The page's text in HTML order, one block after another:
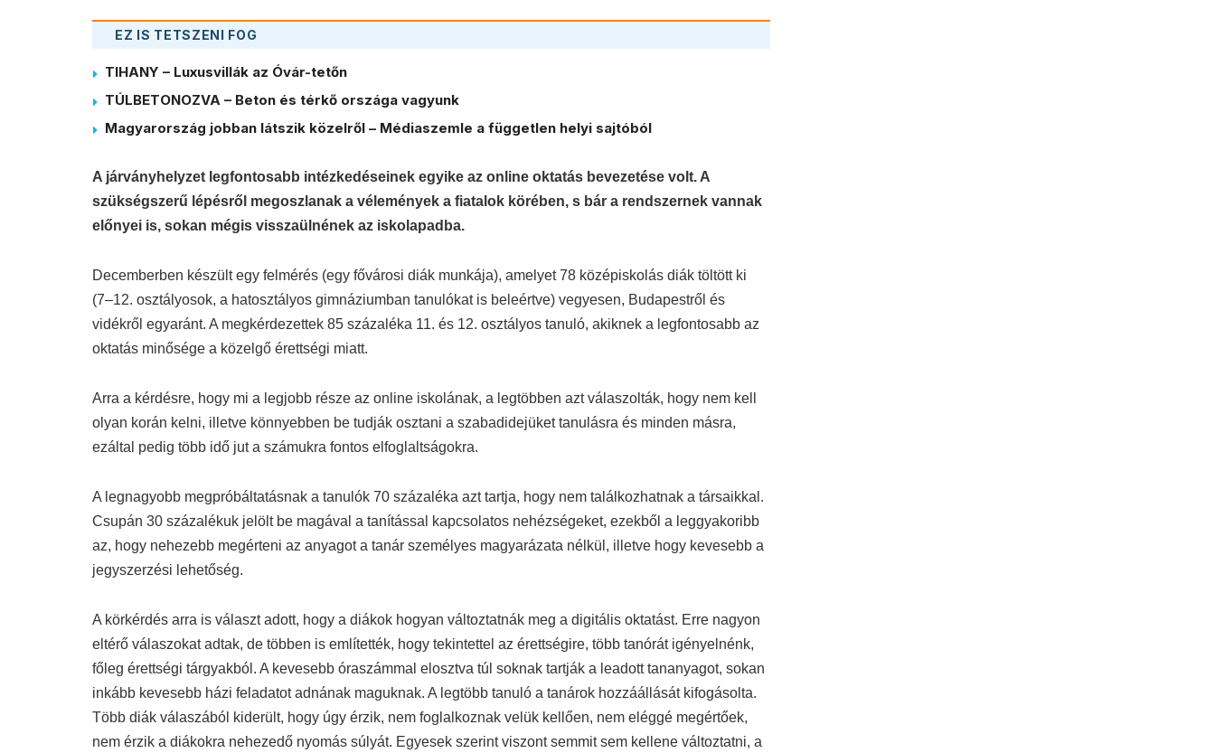
EZ IS TETSZENI FOG
TIHANY – Luxusvillák az Óvár-tetőn
TÚLBETONOZVA – Beton és térkő országa vagyunk
Magyarország jobban látszik közelről – Médiaszemle a független helyi sajtóból
A járványhelyzet legfontosabb intézkedéseinek egyike az online oktatás bevezetése volt. A
szükségszerű lépésről megoszlanak a vélemények a fiatalok körében, s bár a rendszernek vannak
előnyei is, sokan mégis visszaülnének az iskolapadba.
Decemberben készült egy felmérés (egy fővárosi diák munkája), amelyet 78 középiskolás diák töltött ki
(7–12. osztályosok, a hatosztályos gimnáziumban tanulókat is beleértve) vegyesen, Budapestről és
vidékről egyaránt. A megkérdezettek 85 százaléka 11. és 12. osztályos tanuló, akiknek a legfontosabb az
oktatás minősége a közelgő érettségi miatt.
Arra a kérdésre, hogy mi a legjobb része az online iskolának, a legtöbben azt válaszolták, hogy nem kell
olyan korán kelni, illetve könnyebben be tudják osztani a szabadidejüket tanulásra és minden másra,
ezáltal pedig több idő jut a számukra fontos elfoglaltságokra.
A legnagyobb megpróbáltatásnak a tanulók 70 százaléka azt tartja, hogy nem találkozhatnak a társaikkal.
Csupán 30 százalékuk jelölt be magával a tanítással kapcsolatos nehézségeket, ezekből a leggyakoribb
az, hogy nehezebb megérteni az anyagot a tanár személyes magyarázata nélkül, illetve hogy kevesebb a
jegyszerzési lehetőség.
A körkérdés arra is választ adott, hogy a diákok hogyan változtatnák meg a digitális oktatást. Erre nagyon
eltérő válaszokat adtak, de többen is említették, hogy tekintettel az érettségire, több tanórát igényelnénk,
főleg érettségi tárgyakból. A kevesebb óraszámmal elosztva túl soknak tartják a leadott tananyagot, sokan
inkább kevesebb házi feladatot adnának maguknak. A legtöbb tanuló a tanárok hozzáállását kifogásolta.
Több diák válaszából kiderült, hogy úgy érzik, nem foglalkoznak velük kellően, nem eléggé megértőek,
nem érzik a diákokra nehezedő nyomás súlyát. Egyesek szerint viszont semmit sem kellene változtatni, a